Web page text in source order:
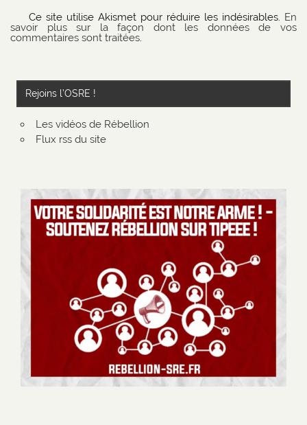
Ce site utilise Akismet pour réduire les indésirables. En
savoir plus sur la façon dont les données de vos
commentaires sont traitées.
Rejoins l’OSRE !
Les vidéos de Rébellion
Flux rss du site